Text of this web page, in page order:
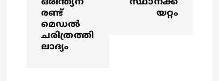
രണ്ട്
മെഡല്‍
ചരിത്രത്തി
ലാദ്യം
യറ്റം